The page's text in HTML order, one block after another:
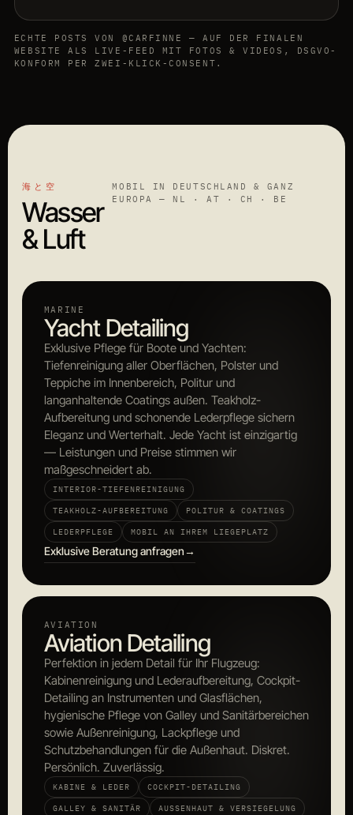
ECHTE POSTS VON @CARFINNE — AUF DER FINALEN
WEBSITE ALS LIVE-FEED MIT FOTOS & VIDEOS, DSGVO-
KONFORM PER ZWEI-KLICK-CONSENT.
海と空
Wasser
& Luft
MOBIL IN DEUTSCHLAND & GANZ
EUROPA — NL · AT · CH · BE
MARINE
Yacht Detailing
Exklusive Pflege für Boote und Yachten:
Tiefenreinigung aller Oberflächen, Polster und
Teppiche im Innenbereich, Politur und
langanhaltende Coatings außen. Teakholz-
Aufbereitung und schonende Lederpflege sichern
Eleganz und Werterhalt. Jede Yacht ist einzigartig
— Leistungen und Preise stimmen wir
maßgeschneidert ab.
INTERIOR-TIEFENREINIGUNG
TEAKHOLZ-AUFBEREITUNG POLITUR & COATINGS
LEDERPFLEGE MOBIL AN IHREM LIEGEPLATZ
Exklusive Beratung anfragen→
AVIATION
Aviation Detailing
Perfektion in jedem Detail für Ihr Flugzeug:
Kabinenreinigung und Lederaufbereitung, Cockpit-
Detailing an Instrumenten und Glasflächen,
hygienische Pflege von Galley und Sanitärbereichen
sowie Außenreinigung, Lackpflege und
Schutzbehandlungen für die Außenhaut. Diskret.
Persönlich. Zuverlässig.
KABINE & LEDER COCKPIT-DETAILING
GALLEY & SANITÄR AUSSENHAUT & VERSIEGELUNG